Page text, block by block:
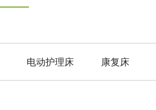
电动护理床 康复床